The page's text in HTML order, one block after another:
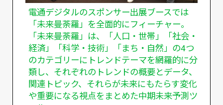
電通デジタルのスポンサー出展ブースでは
「未来曼荼羅」を全面的にフィーチャー。
「未来曼荼羅」は、「人口・世帯」「社会・
経済」「科学・技術」「まち・自然」の4つ
のカテゴリーにトレンドテーマを網羅的に分
類し、それぞれのトレンドの概要とデータ、
関連トピック、それらが未来にもたらす変化
や重要になる視点をまとめた中期未来予測ツ